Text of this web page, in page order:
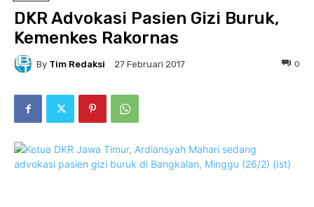
DKR Advokasi Pasien Gizi Buruk,
Kemenkes Rakornas
By Tim Redaksi 27 Februari 2017 0